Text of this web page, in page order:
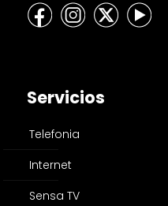
Servicios
Telefonia
Internet
Sensa TV